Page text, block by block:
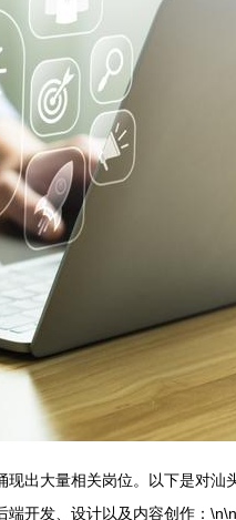
出大量相关岗位。以下是对
端开发、设计以及内容创作：